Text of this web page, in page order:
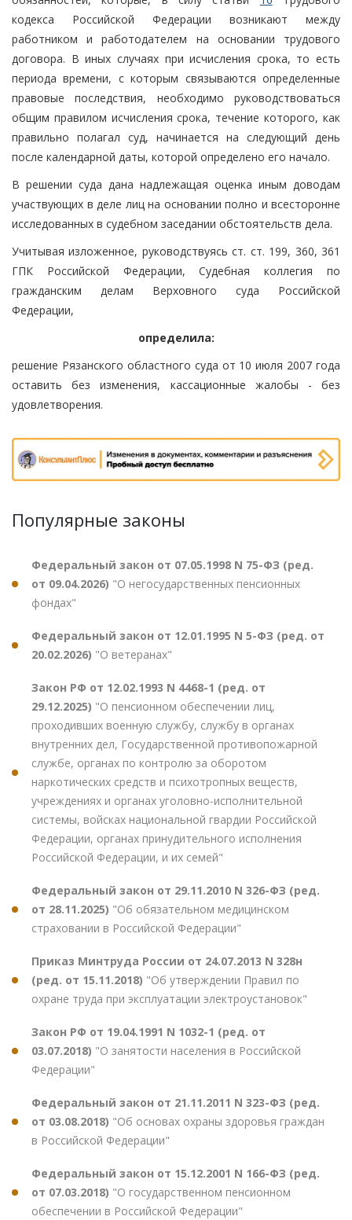
кодекса Российской Федерации возникают между
работником и работодателем на основании трудового
договора. В иных случаях при исчисления срока, то есть
периода времени, с которым связываются определенные
правовые последствия, необходимо руководствоваться
общим правилом исчисления срока, течение которого, как
правильно полагал суд, начинается на следующий день
после календарной даты, которой определено его начало.
В решении суда дана надлежащая оценка иным доводам
участвующих в деле лиц на основании полно и всесторонне
исследованных в судебном заседании обстоятельств дела.
Учитывая изложенное, руководствуясь ст. ст. 199, 360, 361
ГПК Российской Федерации, Судебная коллегия по
гражданским делам Верховного суда Российской
Федерации,
определила:
решение Рязанского областного суда от 10 июля 2007 года
оставить без изменения, кассационные жалобы - без
удовлетворения.
Популярные законы
Федеральный закон от 07.05.1998 N 75-ФЗ (ред.
от 09.04.2026) "О негосударственных пенсионных
фондах"
Федеральный закон от 12.01.1995 N 5-ФЗ (ред. от
20.02.2026) "О ветеранах"
Закон РФ от 12.02.1993 N 4468-1 (ред. от
29.12.2025) "О пенсионном обеспечении лиц,
проходивших военную службу, службу в органах
внутренних дел, Государственной противопожарной
службе, органах по контролю за оборотом
наркотических средств и психотропных веществ,
учреждениях и органах уголовно-исполнительной
системы, войсках национальной гвардии Российской
Федерации, органах принудительного исполнения
Российской Федерации, и их семей"
Федеральный закон от 29.11.2010 N 326-ФЗ (ред.
от 28.11.2025) "Об обязательном медицинском
страховании в Российской Федерации"
Приказ Минтруда России от 24.07.2013 N 328н
(ред. от 15.11.2018) "Об утверждении Правил по
охране труда при эксплуатации электроустановок"
Закон РФ от 19.04.1991 N 1032-1 (ред. от
03.07.2018) "О занятости населения в Российской
Федерации"
Федеральный закон от 21.11.2011 N 323-ФЗ (ред.
от 03.08.2018) "Об основах охраны здоровья граждан
в Российской Федерации"
Федеральный закон от 15.12.2001 N 166-ФЗ (ред.
от 07.03.2018) "О государственном пенсионном
обеспечении в Российской Федерации"